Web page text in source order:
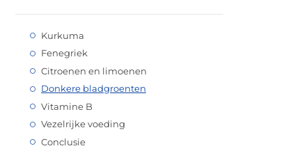
Kurkuma
Fenegriek
Citroenen en limoenen
Donkere bladgroenten
Vitamine B
Vezelrijke voeding
Conclusie